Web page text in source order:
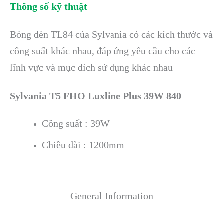
Thông số kỹ thuật
Bóng đèn TL84 của Sylvania có các kích thước và
công suất khác nhau, đáp ứng yêu cầu cho các
lĩnh vực và mục đích sử dụng khác nhau
Sylvania T5 FHO Luxline Plus 39W 840
Công suất : 39W
Chiều dài : 1200mm
General Information